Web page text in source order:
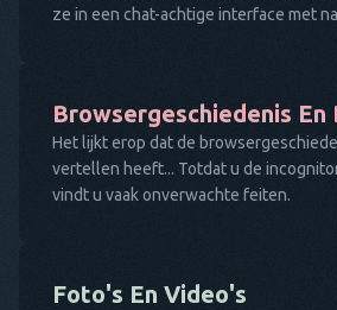
ze in een chat-achtige interface met
Browsergeschiedenis En
Het lijkt erop dat de
vertellen heeft... Totdat u de
vindt u vaak onverwachte feiten.
Foto's En Video's